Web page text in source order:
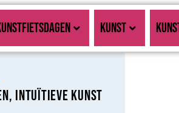
KUNST
Intuïtieve kunst